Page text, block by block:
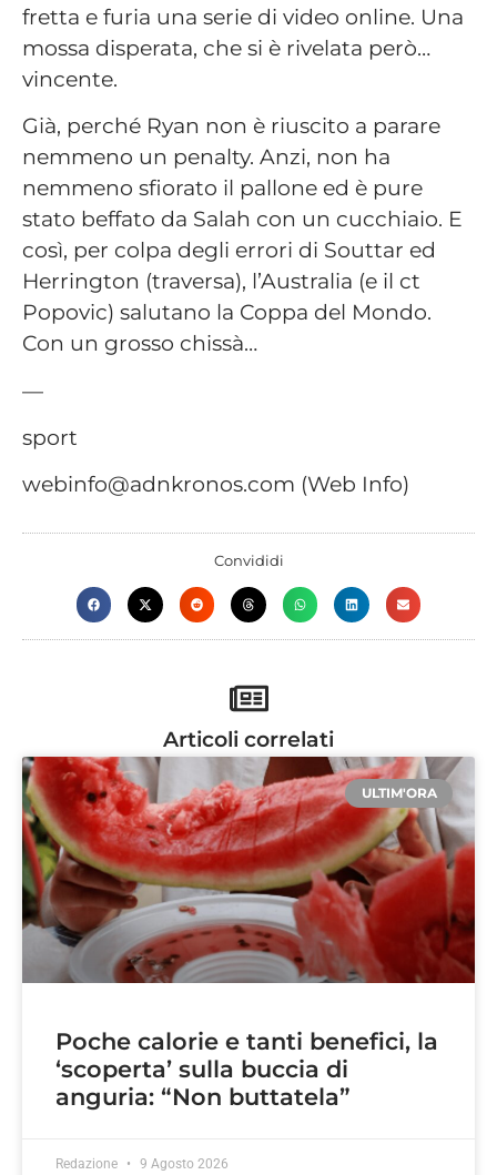
fretta e furia una serie di video online. Una
mossa disperata, che si è rivelata però…
vincente.
Già, perché Ryan non è riuscito a parare
nemmeno un penalty. Anzi, non ha
nemmeno sfiorato il pallone ed è pure
stato beffato da Salah con un cucchiaio. E
così, per colpa degli errori di Souttar ed
Herrington (traversa), l’Australia (e il ct
Popovic) salutano la Coppa del Mondo.
Con un grosso chissà…
—
sport
webinfo@adnkronos.com (Web Info)
Convididi
Articoli correlati
ULTIM'ORA
Poche calorie e tanti benefici, la
‘scoperta’ sulla buccia di
anguria: “Non buttatela”
Redazione 9 Agosto 2026